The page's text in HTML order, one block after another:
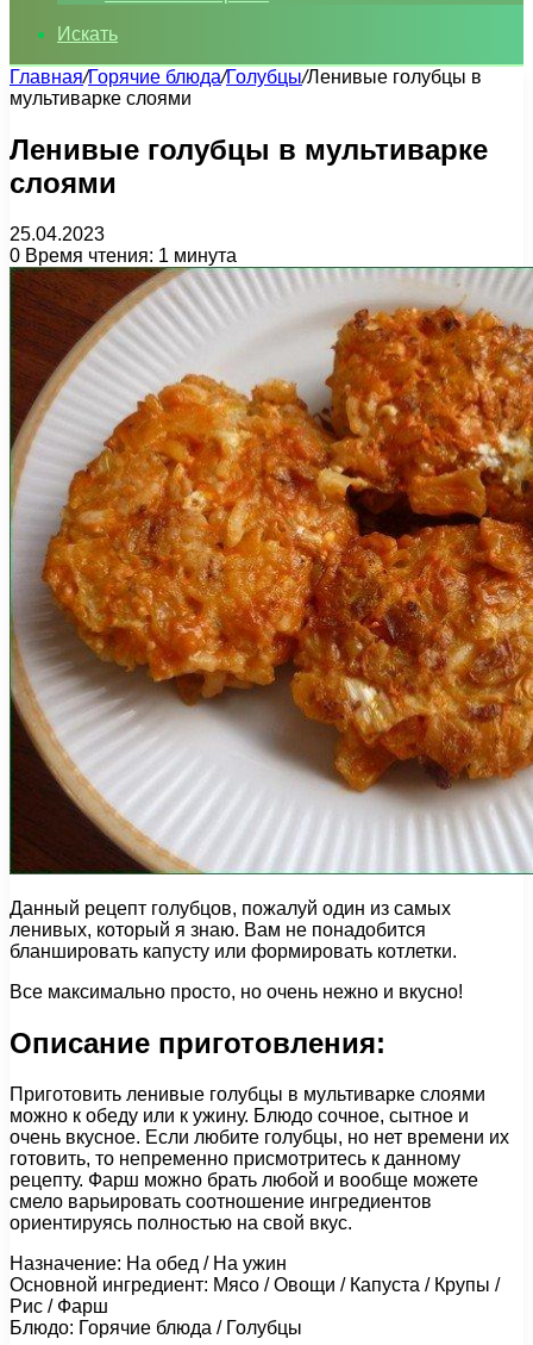
Искать
Главная/Горячие блюда/Голубцы/Ленивые голубцы в
мультиварке слоями
Ленивые голубцы в мультиварке
слоями
25.04.2023
0 Время чтения: 1 минута
Данный рецепт голубцов, пожалуй один из самых
ленивых, который я знаю. Вам не понадобится
бланшировать капусту или формировать котлетки.
Все максимально просто, но очень нежно и вкусно!
Описание приготовления:
Приготовить ленивые голубцы в мультиварке слоями
можно к обеду или к ужину. Блюдо сочное, сытное и
очень вкусное. Если любите голубцы, но нет времени их
готовить, то непременно присмотритесь к данному
рецепту. Фарш можно брать любой и вообще можете
смело варьировать соотношение ингредиентов
ориентируясь полностью на свой вкус.
Назначение: На обед / На ужин
Основной ингредиент: Мясо / Овощи / Капуста / Крупы /
Рис / Фарш
Блюдо: Горячие блюда / Голубцы